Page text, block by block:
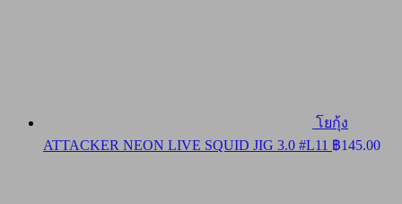
โยกุ้ง
ATTACKER NEON LIVE SQUID JIG 3.0 #L11 ฿145.00